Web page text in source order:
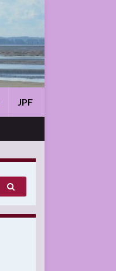
JPF